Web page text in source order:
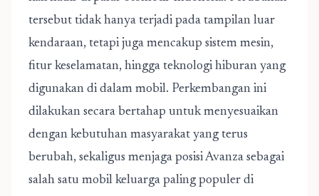
tersebut tidak hanya terjadi pada tampilan luar
kendaraan, tetapi juga mencakup sistem mesin,
fitur keselamatan, hingga teknologi hiburan yang
digunakan di dalam mobil. Perkembangan ini
dilakukan secara bertahap untuk menyesuaikan
dengan kebutuhan masyarakat yang terus
berubah, sekaligus menjaga posisi Avanza sebagai
salah satu mobil keluarga paling populer di